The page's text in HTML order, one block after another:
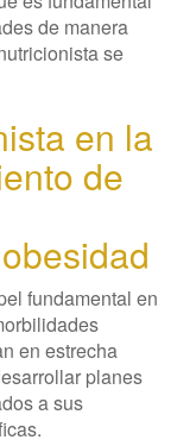
de manera
se
en la
de
fundamental en
en estrecha
planes
a sus